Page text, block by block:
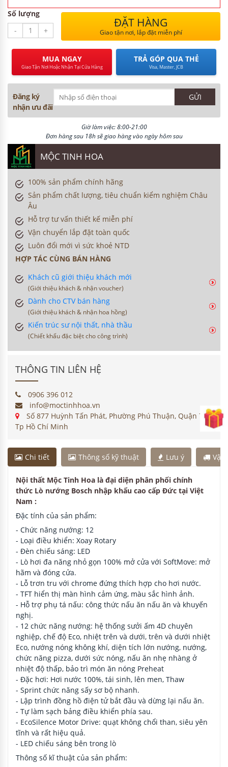
Số lượng
-
+
ĐẶT HÀNG
Giao tận nơi, lắp đặt miễn phí
MUA NGAY
Giao Tận Nơi Hoặc Nhận Tại Cửa Hàng
TRẢ GÓP QUA THẺ
Visa, Master, JCB
Đăng ký
nhận ưu đãi
Giờ làm việc: 8:00-21:00
Đơn hàng sau 18h sẽ giao hàng vào ngày hôm sau
MỘC TINH HOA
100% sản phẩm chính hãng
Sản phẩm chất lượng, tiêu chuẩn kiểm nghiệm Châu
Âu
Hỗ trợ tư vấn thiết kế miễn phí
Vận chuyển lắp đặt toàn quốc
Luôn đổi mới vì sức khoẻ NTD
HỢP TÁC CÙNG BÁN HÀNG
Khách cũ giới thiệu khách mới
(Giới thiệu khách & nhận voucher)
Dành cho CTV bán hàng
(Giới thiệu khách & nhận hoa hồng)
Kiến trúc sư nội thất, nhà thầu
(Chiết khấu đặc biệt cho công trình)
THÔNG TIN LIÊN HỆ
0906 396 012
info@moctinhhoa.vn
Số 877 Huỳnh Tấn Phát, Phường Phú Thuận, Quận 7,
Tp Hồ Chí Minh
Chi tiết Thông số kỹ thuật Lưu ý Vận
Nội thất Mộc Tinh Hoa là đại diện phân phối chính
thức Lò nướng Bosch nhập khẩu cao cấp Đức tại Việt
Nam :
Đặc tính của sản phẩm:
- Chức năng nướng: 12
- Loại điều khiển: Xoay Rotary
- Đèn chiếu sáng: LED
- Lò hơi đa năng nhỏ gọn 100% mở cửa với SoftMove: mở
hãm và đóng cửa.
- Lỗ trơn tru với chrome đứng thích hợp cho hơi nước.
- TFT hiển thị màn hình cảm ứng, màu sắc hình ảnh.
- Hỗ trợ phụ tá nấu: công thức nấu ăn nấu ăn và khuyến
nghị.
- 12 chức năng nướng: hệ thống sưởi ấm 4D chuyên
nghiệp, chế độ Eco, nhiệt trên và dưới, trên và dưới nhiệt
Eco, nướng nóng không khí, diện tích lớn nướng, nướng,
chức năng pizza, dưới sức nóng, nấu ăn nhẹ nhàng ở
nhiệt độ thấp, bảo trì món ăn nóng Preheat
- Đặc hơi: Hơi nước 100%, tái sinh, lên men, Thaw
- Sprint chức năng sấy sơ bộ nhanh.
- Lập trình đồng hồ điện tử bắt đầu và dừng lại nấu ăn.
- Tự làm sạch bảng điều khiển phía sau.
- EcoSilence Motor Drive: quạt không chổi than, siêu yên
tĩnh và rất hiệu quả.
- LED chiếu sáng bên trong lò
Thông số kĩ thuật của sản phẩm: